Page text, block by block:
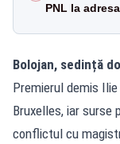
PNL la
Bolojan, sedință
Premierul demis
Bruxelles, iar surse
conflictul cu